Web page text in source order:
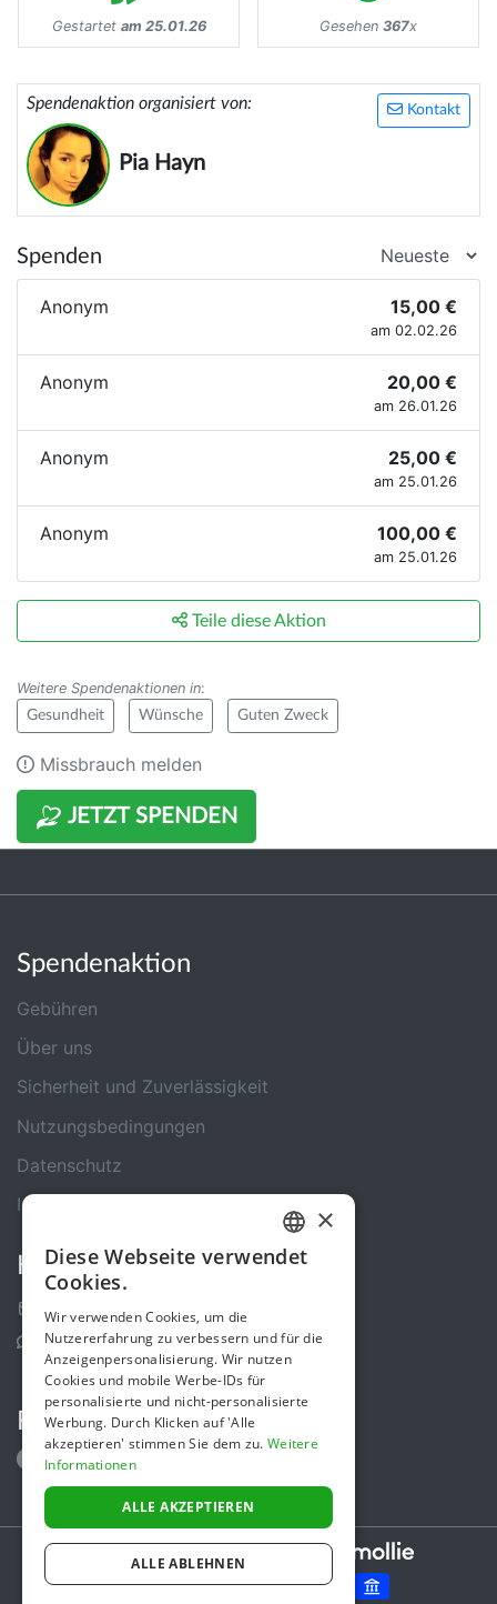
Gestartet am 25.01.26 Gesehen 367x
Kontakt
Spendenaktion organisiert von:
Pia Hayn
JETZT SPENDEN
Spenden
Anonym 15,00 €
am 02.02.26
Anonym 20,00 €
am 26.01.26
Anonym 25,00 €
am 25.01.26
Anonym 100,00 €
am 25.01.26
Teile diese Aktion
Weitere Spendenaktionen in:
Gesundheit Wünsche Guten Zweck
Missbrauch melden
Spendenaktion
Gebühren
Über uns
Sicherheit und Zuverlässigkeit
Nutzungsbedingungen
Datenschutz
Impressum
Kontakt
Kontakt-Formular
Support Center
Folge uns
Secure payments powered by
GERMAN
×
Diese Webseite verwendet
Cookies.
Wir verwenden Cookies, um die
Nutzererfahrung zu verbessern und für die
Anzeigenpersonalisierung. Wir nutzen
Cookies und mobile Werbe-IDs für
personalisierte und nicht-personalisierte
Werbung. Durch Klicken auf 'Alle
akzeptieren' stimmen Sie dem zu. Weitere
Informationen
ALLE AKZEPTIEREN
ALLE ABLEHNEN